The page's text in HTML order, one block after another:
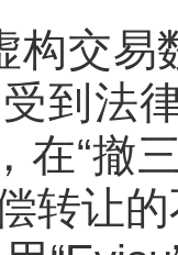
构交
到法
在“撤
转让